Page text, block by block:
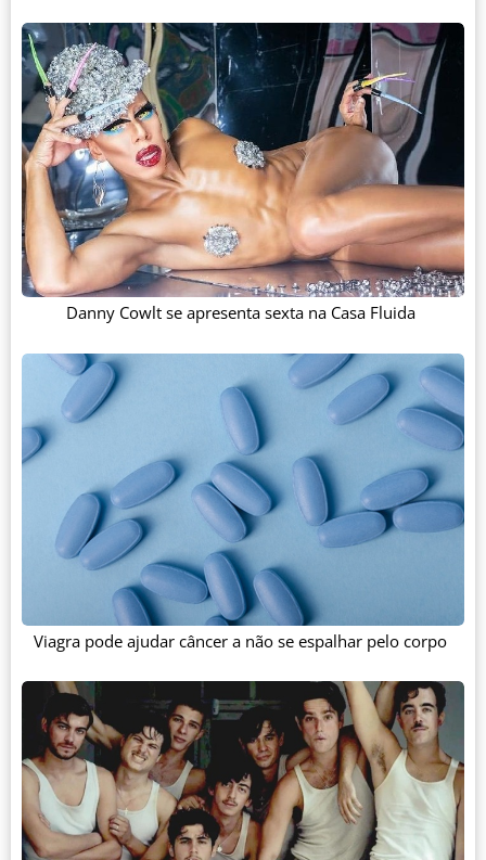
Danny Cowlt se apresenta sexta na Casa Fluida
Viagra pode ajudar câncer a não se espalhar pelo corpo